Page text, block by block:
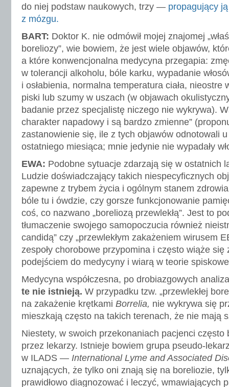
do niej podstaw naukowych, trzy — propagujący
z mózgu.
BART: Doktor K. nie odmówił mojej znajomej
boreliozy”, wie bowiem, że jest wiele objawów,
a które konwencjonalna medycyna przegapia:
w tolerancji alkoholu, bóle karku, wypadanie
i osłabienia, normalna temperatura ciała, nieostre
piski lub szumy w uszach (w objawach
badanie przez specjalistę niczego nie wykrywa).
charakter napadowy i są bardzo zmienne”
zastanowienie się, ile z tych objawów odnotowali
ostatniego miesiąca; mnie jedynie nie wypadały
EWA: Podobne sytuacje zdarzają się w ostatnich
Ludzie doświadczający takich niespecyficznych
zapewne z trybem życia i ogólnym stanem
bóle tu i ówdzie, czy gorsze funkcjonowanie
coś, co nazwano „boreliozą przewlekłą”. Jest to
tłumaczenie swojego samopoczucia również
candidą” czy „przewlekłym zakażeniem wirusem
zespoły chorobowe przypomina i często wiąże się
podejściem do medycyny i wiarą w teorie
Medycyna współczesna, po drobiazgowych
te nie istnieją. W przypadku tzw. „przewlekłej
na zakażenie krętkami Borrelia, nie wykrywa się
mieszkają często na takich terenach, że nie mają
Niestety, w swoich przekonaniach pacjenci często
przez lekarzy. Istnieje bowiem grupa pseudo-
w ILADS — International Lyme and Associated
uznających, że tylko oni znają się na boreliozie,
prawidłowo diagnozować i leczyć, wmawiających